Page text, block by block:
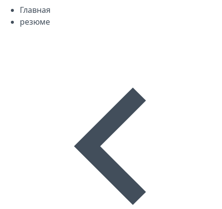
Главная
резюме